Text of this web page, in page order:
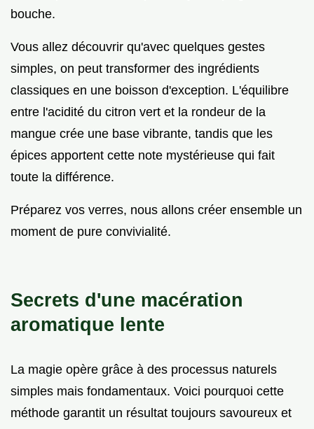
bouche.
Vous allez découvrir qu'avec quelques gestes
simples, on peut transformer des ingrédients
classiques en une boisson d'exception. L'équilibre
entre l'acidité du citron vert et la rondeur de la
mangue crée une base vibrante, tandis que les
épices apportent cette note mystérieuse qui fait
toute la différence.
Préparez vos verres, nous allons créer ensemble un
moment de pure convivialité.
Secrets d'une macération
aromatique lente
La magie opère grâce à des processus naturels
simples mais fondamentaux. Voici pourquoi cette
méthode garantit un résultat toujours savoureux et